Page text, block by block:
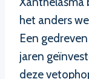
het anders
Een
jaren
deze